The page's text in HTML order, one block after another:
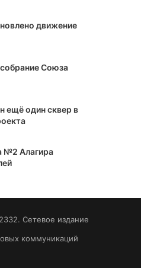
движение
Союза
ещё один сквер в
№2 Алагира
Сетевое издание
коммуникаций